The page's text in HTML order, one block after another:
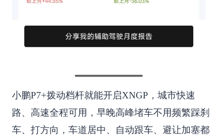
小鹏P7+拨动档杆就能开启XNGP，城市快速
路、高速全程可用，早晚高峰堵车不用频繁踩刹
车、打方向，车道居中、自动跟车、避让加塞都